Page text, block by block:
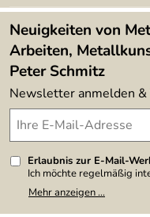
Lieferbedingungen
4,9/5
Neuigkeiten von
Arbeiten,
Peter Schmitz
Newsletter anmelden
Erlaubnis zur E-Mail-
Ich möchte regelmäßig
Meine E-Mail-Adresse
weitergegeben. Zu
Mehr anzeigen ...